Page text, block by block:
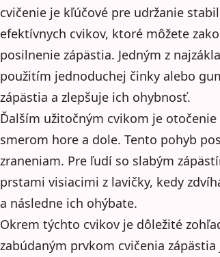
cvičenie je kľúčové pre udržanie
efektívnych cvikov, ktoré môžete
posilnenie zápästia. Jedným z
použitím jednoduchej činky alebo
zápästia a zlepšuje ich ohybnosť.
Ďalším užitočným cvikom je
smerom hore a dole. Tento pohyb
zraneniam. Pre ľudí so slabým
prstami visiacimi z lavičky, kedy
a následne ich ohýbate.
Okrem týchto cvikov je dôležité
zabúdaným prvkom cvičenia